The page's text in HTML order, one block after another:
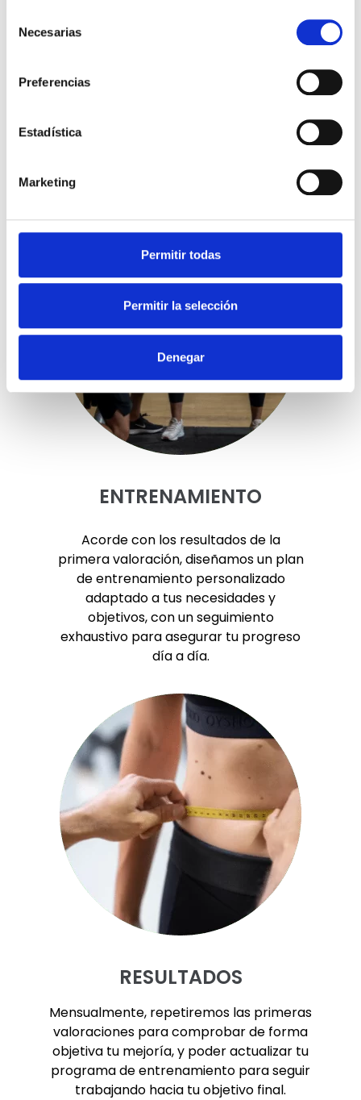
Necesarias
Preferencias
Estadística
Marketing
Permitir todas
Permitir la selección
Denegar
primera valoración, donde estudiaremos
objetivos. Seguidamente, analizaremos tu
composición corporal y tus capacidades
ENTRENAMIENTO
Acorde con los resultados de la
primera valoración, diseñamos un plan
de entrenamiento personalizado
adaptado a tus necesidades y
objetivos, con un seguimiento
exhaustivo para asegurar tu progreso
día a día.
RESULTADOS
Mensualmente, repetiremos las primeras
valoraciones para comprobar de forma
objetiva tu mejoría, y poder actualizar tu
programa de entrenamiento para seguir
trabajando hacia tu objetivo final.